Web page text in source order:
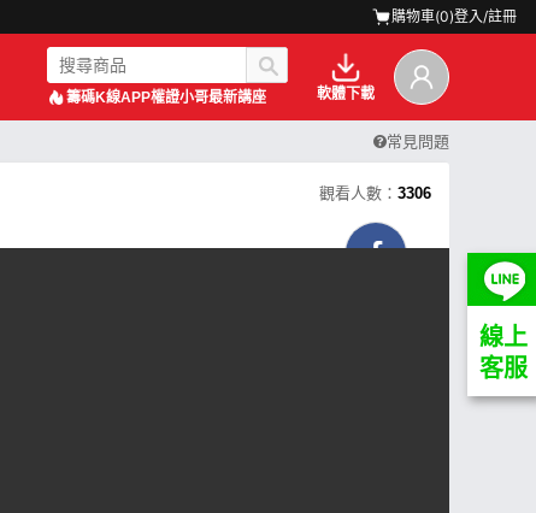
購物車(0)登入/註冊
籌碼K線APP權證小哥最新講座 軟體下載
常見問題
線上
客服
觀看人數： 3306